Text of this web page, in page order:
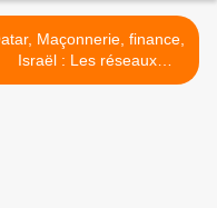
Maçonnerie, finance,
Israël : Les réseaux
occultes de Manuel Valls